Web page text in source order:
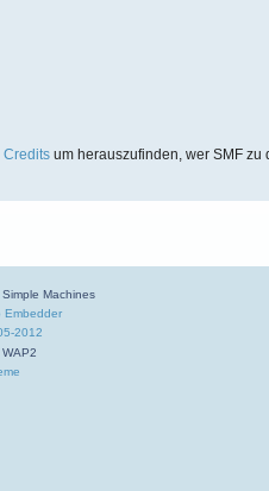
Credits um herauszufinden, wer SMF zu
Simple Machines
Embedder
2012
WAP2